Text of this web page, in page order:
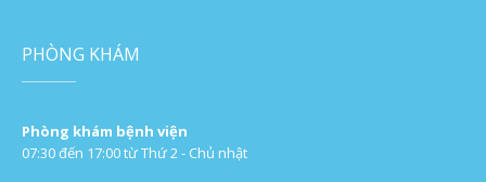
PHÒNG KHÁM
Phòng khám bệnh viện
07:30 đến 17:00 từ Thứ 2 - Chủ nhật